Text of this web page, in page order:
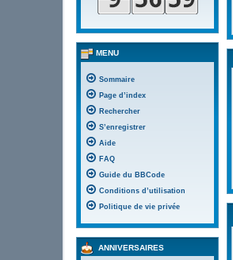
MENU
Sommaire
Page d’index
Rechercher
S’enregistrer
Aide
FAQ
Guide du BBCode
Conditions d’utilisation
Politique de vie privée
ANNIVERSAIRES